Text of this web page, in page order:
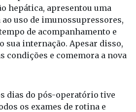
hepática, apresentou uma
uso de imunossupressores,
de acompanhamento e
sua internação. Apesar disso,
condições e comemora a nova
dias do pós-operatório tive
os exames de rotina e